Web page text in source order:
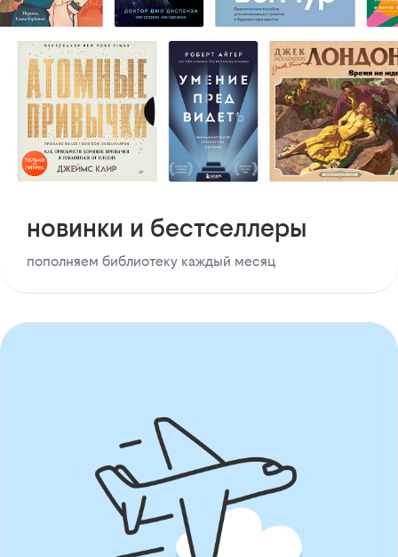
новинки и бестселлеры
пополняем библиотеку каждый месяц